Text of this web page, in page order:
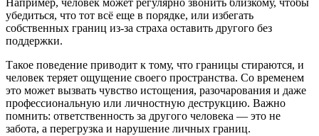
Например, человек может регулярно звонить близкому, чтобы
убедиться, что тот всё еще в порядке, или избегать
собственных границ из-за страха оставить другого без
поддержки.
Такое поведение приводит к тому, что границы стираются, и
человек теряет ощущение своего пространства. Со временем
это может вызвать чувство истощения, разочарования и даже
профессиональную или личностную деструкцию. Важно
помнить: ответственность за другого человека — это не
забота, а перегрузка и нарушение личных границ.